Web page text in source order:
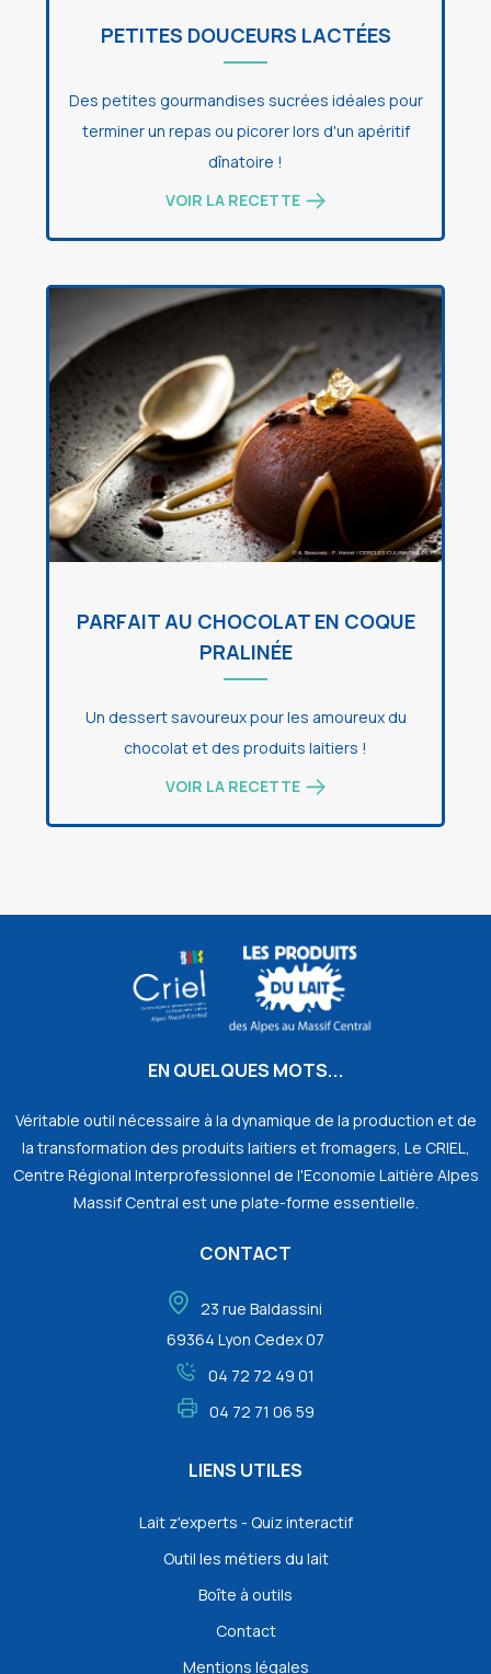
PETITES DOUCEURS LACTÉES
Des petites gourmandises sucrées idéales pour
terminer un repas ou picorer lors d'un apéritif
dînatoire !
VOIR LA RECETTE
PARFAIT AU CHOCOLAT EN COQUE
PRALINÉE
Un dessert savoureux pour les amoureux du
chocolat et des produits laitiers !
VOIR LA RECETTE
EN QUELQUES MOTS...
Véritable outil nécessaire à la dynamique de la production et de
la transformation des produits laitiers et fromagers, Le CRIEL,
Centre Régional Interprofessionnel de l'Economie Laitière Alpes
Massif Central est une plate-forme essentielle.
CONTACT
23 rue Baldassini
69364 Lyon Cedex 07
04 72 72 49 01
04 72 71 06 59
LIENS UTILES
Lait z'experts - Quiz interactif
Outil les métiers du lait
Boîte à outils
Contact
Mentions légales